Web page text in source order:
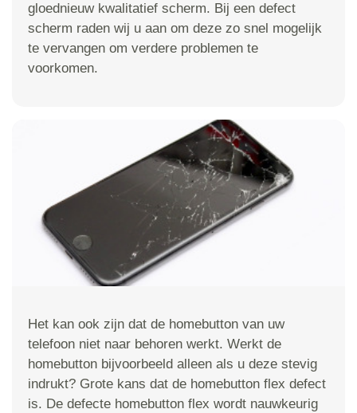
gloednieuw kwalitatief scherm. Bij een defect
scherm raden wij u aan om deze zo snel mogelijk
te vervangen om verdere problemen te
voorkomen.
Het kan ook zijn dat de homebutton van uw
telefoon niet naar behoren werkt. Werkt de
homebutton bijvoorbeeld alleen als u deze stevig
indrukt? Grote kans dat de homebutton flex defect
is. De defecte homebutton flex wordt nauwkeurig